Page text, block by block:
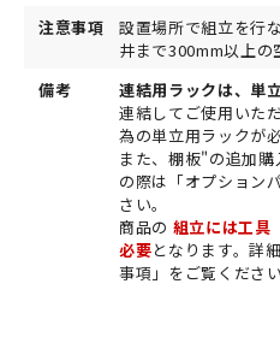
注意事項
設置場所で組立を行
井まで300mm以上の
備考
連結用ラックは、単
連結してご使用いた
為の単立用ラックが必
また、棚板"の追加購
の際は「オプション
さい。
商品の 組立には工具
必要となります。詳
事項」をご覧ください